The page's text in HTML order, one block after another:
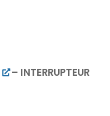
– INTERRUPTEUR